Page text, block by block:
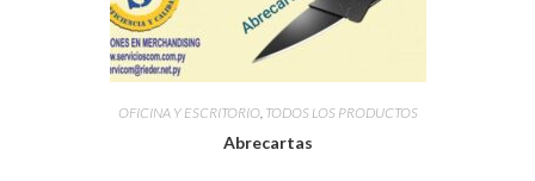
OFICINA Y ESCRITORIO, TODOS LOS PRODUCTOS
Abrecartas